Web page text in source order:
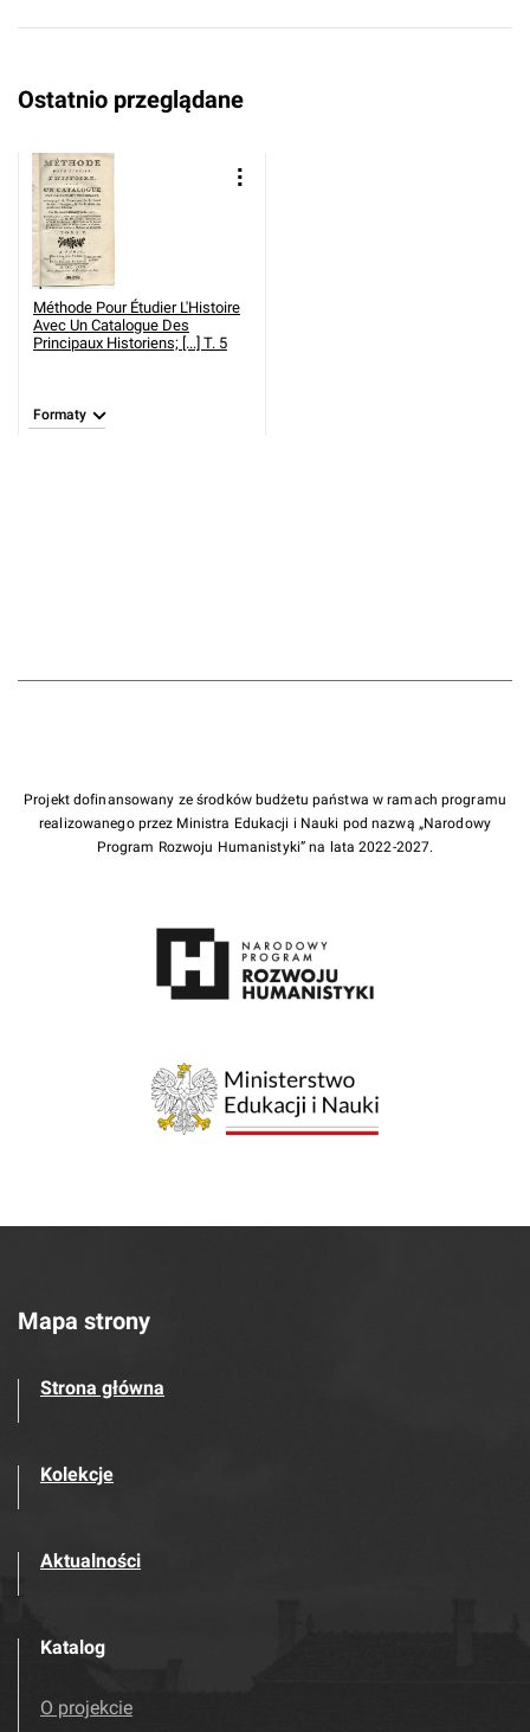
Ostatnio przeglądane
Méthode Pour Étudier L'Histoire
Avec Un Catalogue Des
Principaux Historiens; [...] T. 5
Formaty
Projekt dofinansowany ze środków budżetu państwa w ramach programu
realizowanego przez Ministra Edukacji i Nauki pod nazwą „Narodowy
Program Rozwoju Humanistyki” na lata 2022-2027.
Mapa strony
Strona główna
Kolekcje
Aktualności
Katalog
O projekcie